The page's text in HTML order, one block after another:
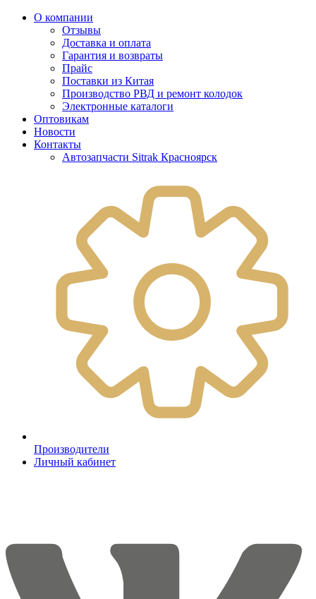
О компании
Отзывы
Доставка и оплата
Гарантия и возвраты
Прайс
Поставки из Китая
Производство РВД и ремонт колодок
Электронные каталоги
Оптовикам
Новости
Контакты
Автозапчасти Sitrak Красноярск
Производители
Личный кабинет